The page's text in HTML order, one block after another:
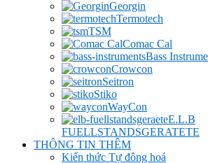
Georgin
Termotech
TSM
Comac Cal
Bass
Crowcon
Seitron
Stiko
WayCon
E.L.B
FUELLSTANDSGERATETE
THÔNG TIN THÊM
Kiến thức Tự đông hoá